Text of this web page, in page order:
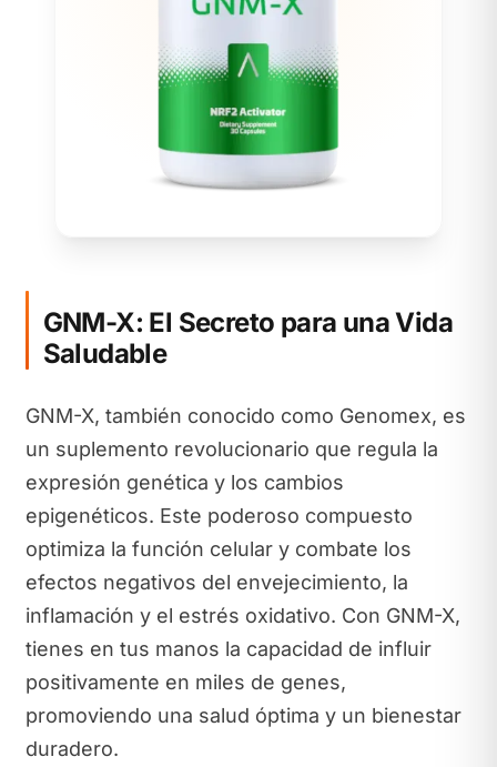
GNM-X: El Secreto para una Vida
Saludable
GNM-X, también conocido como Genomex, es
un suplemento revolucionario que regula la
expresión genética y los cambios
epigenéticos. Este poderoso compuesto
optimiza la función celular y combate los
efectos negativos del envejecimiento, la
inflamación y el estrés oxidativo. Con GNM-X,
tienes en tus manos la capacidad de influir
positivamente en miles de genes,
promoviendo una salud óptima y un bienestar
duradero.